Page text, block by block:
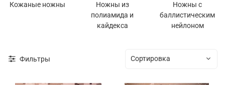
Кожаные ножны
Ножны из
полиамида и
кайдекса
Ножны с
баллистическим
нейлоном
Фильтры